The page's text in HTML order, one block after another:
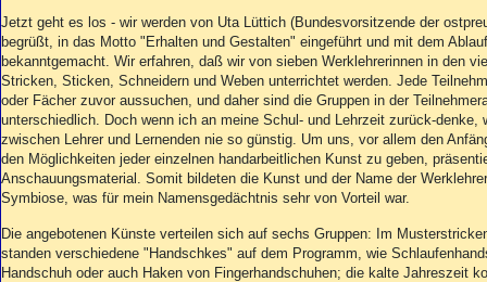
Wer wir sind
Aktuelle Ausgabe
Abonnenten-Login
Abonnent werden
Abo Prämien
Archiv
Mediadaten
Kontakt
Impressum
Datenschutz
Jetzt geht es los - wir werden von Uta Lüttich (Bundesvorsitzende der
begrüßt, in das Motto "Erhalten und Gestalten" eingeführt und mit dem
bekanntgemacht. Wir erfahren, daß wir von sieben Werklehrerinnen in den
Stricken, Sticken, Schneidern und Weben unterrichtet werden. Jede
oder Fächer zuvor aussuchen, und daher sind die Gruppen in der
unterschiedlich. Doch wenn ich an meine Schul- und Lehrzeit zurück-denke,
zwischen Lehrer und Lernenden nie so günstig. Um uns, vor allem den
den Möglichkeiten jeder einzelnen handarbeitlichen Kunst zu geben,
Anschauungsmaterial. Somit bildeten die Kunst und der Name der
Symbiose, was für mein Namensgedächtnis sehr von Vorteil war.
Die angebotenen Künste verteilen sich auf sechs Gruppen: Im
standen verschiedene "Handschkes" auf dem Programm, wie
Handschuh oder auch Haken von Fingerhandschuhen; die kalte Jahreszeit